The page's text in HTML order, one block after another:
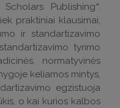
Publishing“.
praktiniai klausimai,
ir standartizavimo
tyrimo
normatyvinės
keliamos mintys,
egzistuoja
o kai kurios kalbos